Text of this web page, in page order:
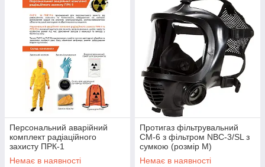
Персональний аварійний
комплект радіаційного
захисту ПРК-1
Немає в наявності
Протигаз фільтрувальний
CM-6 з фільтром NBC-3/SL з
сумкою (розмір M)
Немає в наявності